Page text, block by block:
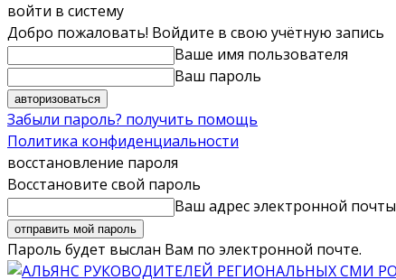
войти в систему
Добро пожаловать! Войдите в свою учётную запись
Ваше имя пользователя
Ваш пароль
Забыли пароль? получить помощь
Политика конфиденциальности
восстановление пароля
Восстановите свой пароль
Ваш адрес электронной почты
Пароль будет выслан Вам по электронной почте.